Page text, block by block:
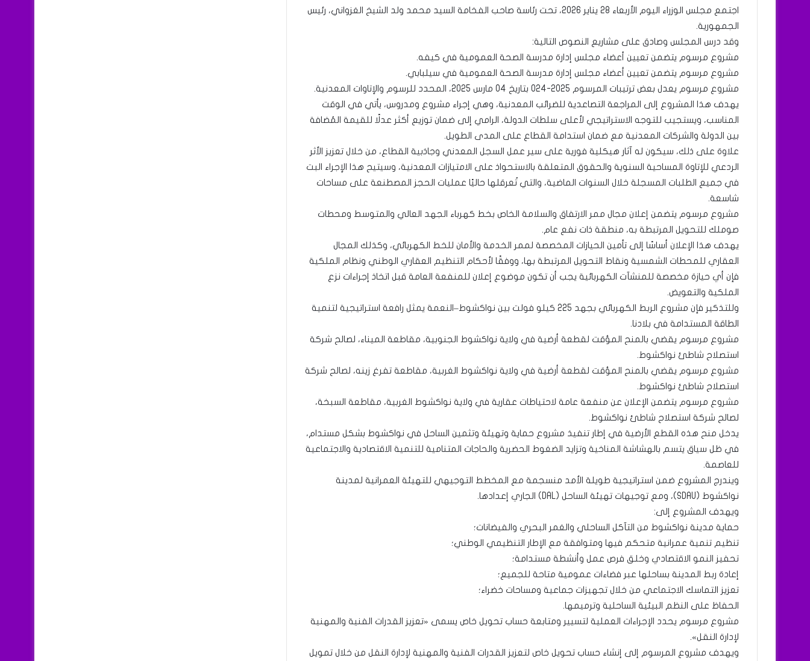
اجتمع مجلس الوزراء اليوم الأربعاء 28 يناير 2026، تحت رئاسة صاحب الفخامة السيد محمد ولد الشيخ الغزواني، رئيس
الجمهورية.
وقد درس المجلس وصادق على مشاريع النصوص التالية:
مشروع مرسوم يتضمن تعيين أعضاء مجلس إدارة مدرسة الصحة العمومية في كيفه.
مشروع مرسوم يتضمن تعيين أعضاء مجلس إدارة مدرسة الصحة العمومية في سيلبابي.
مشروع مرسوم يعدل بعض ترتيبات المرسوم 2025-024 بتاريخ 04 مارس 2025، المحدد للرسوم والإتاوات المعدنية.
يهدف هذا المشروع إلى المراجعة التصاعدية للضرائب المعدنية، وهي إجراء مشروع ومدروس، يأتي في الوقت
المناسب، ويستجيب للتوجه الاستراتيجي لأعلى سلطات الدولة، الرامي إلى ضمان توزيع أكثر عدلًا للقيمة المُضافة
بين الدولة والشركات المعدنية مع ضمان استدامة القطاع على المدى الطويل.
علاوة على ذلك، سيكون له آثار هيكلية فورية على سير عمل السجل المعدني وجاذبية القطاع، من خلال تعزيز الأثر
الردعي للإتاوة المساحية السنوية والحقوق المتعلقة بالاستحواذ على الامتيازات المعدنية، وسيتيح هذا الإجراء البت
في جميع الطلبات المسجلة خلال السنوات الماضية، والتي تُعرقلها حاليًا عمليات الحجز المصطنعة على مساحات
شاسعة.
مشروع مرسوم يتضمن إعلان مجال ممر الارتفاق والسلامة الخاص بخط كهرباء الجهد العالي والمتوسط ومحطات
صوملك للتحويل المرتبطة به، منطقة ذات نفع عام.
يهدف هذا الإعلان أساسًا إلى تأمين الحيازات المخصصة لممر الخدمة والأمان للخط الكهربائي، وكذلك المجال
العقاري للمحطات الشمسية ونقاط التحويل المرتبطة بها، ووفقًا لأحكام التنظيم العقاري الوطني ونظام الملكية
فإن أي حيازة مخصصة للمنشآت الكهربائية يجب أن تكون موضوع إعلان للمنفعة العامة قبل اتخاذ إجراءات نزع
الملكية والتعويض.
وللتذكير فإن مشروع الربط الكهربائي بجهد 225 كيلو فولت بين نواكشوط–النعمة يمثل رافعة استراتيجية لتنمية
الطاقة المستدامة في بلادنا.
مشروع مرسوم يقضي بالمنح المؤقت لقطعة أرضية في ولاية نواكشوط الجنوبية، مقاطعة الميناء، لصالح شركة
استصلاح شاطئ نواكشوط.
مشروع مرسوم يقضي بالمنح المؤقت لقطعة أرضية في ولاية نواكشوط الغربية، مقاطعة تفرغ زينه، لصالح شركة
استصلاح شاطئ نواكشوط.
مشروع مرسوم يتضمن الإعلان عن منفعة عامة لاحتياطات عقارية في ولاية نواكشوط الغربية، مقاطعة السبخة،
لصالح شركة استصلاح شاطئ نواكشوط.
يدخل منح هذه القطع الأرضية في إطار تنفيذ مشروع حماية وتهيئة وتثمين الساحل في نواكشوط بشكل مستدام،
في ظل سياق يتسم بالهشاشة المناخية وتزايد الضغوط الحضرية والحاجات المتنامية للتنمية الاقتصادية والاجتماعية
للعاصمة.
ويندرج المشروع ضمن استراتيجية طويلة الأمد منسجمة مع المخطط التوجيهي للتهيئة العمرانية لمدينة
نواكشوط (SDAU)، ومع توجيهات تهيئة الساحل (DAL) الجاري إعدادها.
ويهدف المشروع إلى:
حماية مدينة نواكشوط من التآكل الساحلي والغمر البحري والفيضانات؛
تنظيم تنمية عمرانية متحكم فيها ومتوافقة مع الإطار التنظيمي الوطني؛
تحفيز النمو الاقتصادي وخلق فرص عمل وأنشطة مستدامة؛
إعادة ربط المدينة بساحلها عبر فضاءات عمومية متاحة للجميع؛
تعزيز التماسك الاجتماعي من خلال تجهيزات جماعية ومساحات خضراء؛
الحفاظ على النظم البيئية الساحلية وترميمها.
مشروع مرسوم يحدد الإجراءات العملية لتسيير ومتابعة حساب تحويل خاص يسمى «تعزيز القدرات الفنية والمهنية
لإدارة النقل».
ويهدف مشروع المرسوم إلى إنشاء حساب تحويل خاص لتعزيز القدرات الفنية والمهنية لإدارة النقل من خلال تمويل